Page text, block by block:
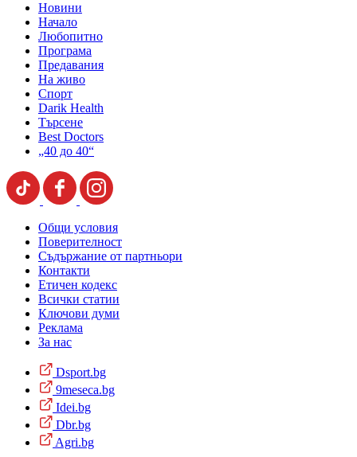
Новини
Начало
Любопитно
Програма
Предавания
На живо
Спорт
Darik Health
Търсене
Best Doctors
„40 до 40“
Общи условия
Поверителност
Съдържание от партньори
Контакти
Етичен кодекс
Всички статии
Ключови думи
Реклама
За нас
Dsport.bg
9meseca.bg
Idei.bg
Dbr.bg
Agri.bg